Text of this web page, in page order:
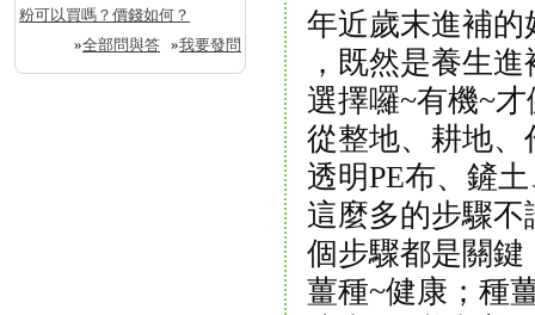
粉可以買嗎？價錢如何？
»全部問與答 »我要發問
年近歲末進補的
，既然是養生
選擇囉~有機~
從整地、耕地
透明PE布、鏟
這麼多的步驟
個步驟都是關鍵
薑種~健康；種